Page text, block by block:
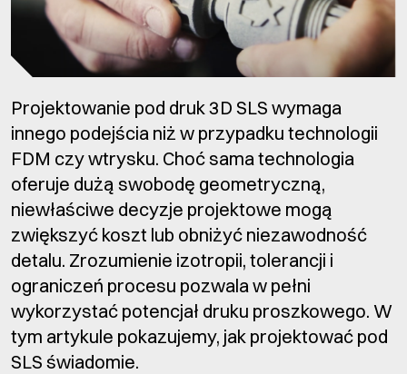
Projektowanie pod druk 3D SLS wymaga
innego podejścia niż w przypadku technologii
FDM czy wtrysku. Choć sama technologia
oferuje dużą swobodę geometryczną,
niewłaściwe decyzje projektowe mogą
zwiększyć koszt lub obniżyć niezawodność
detalu. Zrozumienie izotropii, tolerancji i
ograniczeń procesu pozwala w pełni
wykorzystać potencjał druku proszkowego. W
tym artykule pokazujemy, jak projektować pod
SLS świadomie.